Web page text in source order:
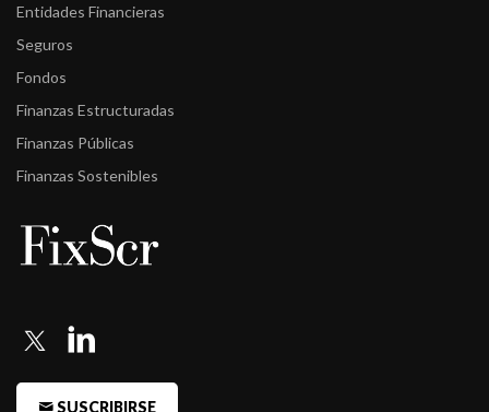
Entidades Financieras
Seguros
Fondos
Finanzas Estructuradas
Finanzas Públicas
Finanzas Sostenibles
SUSCRIBIRSE